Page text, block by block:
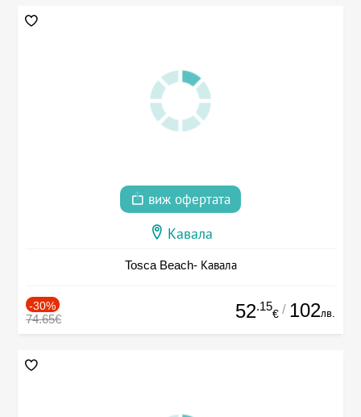
виж офертата
Кавала
Tosca Beach- Кавала
-30%
74.65€ 52.15
€ / 102лв.